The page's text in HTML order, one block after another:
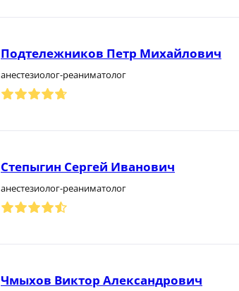
Подтележников Петр Михайлович
анестезиолог-реаниматолог
Степыгин Сергей Иванович
анестезиолог-реаниматолог
Чмыхов Виктор Александрович